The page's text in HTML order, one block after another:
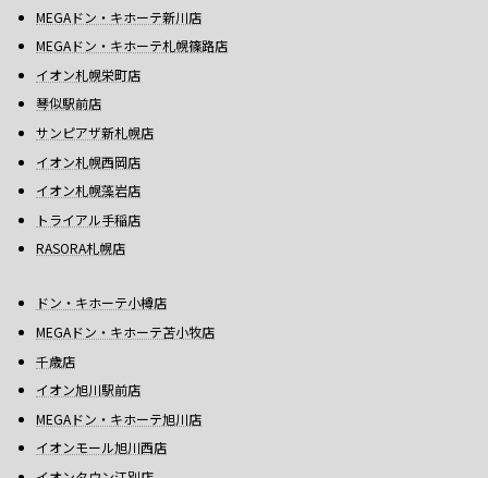
MEGAドン・キホーテ新川店
MEGAドン・キホーテ札幌篠路店
イオン札幌栄町店
琴似駅前店
サンピアザ新札幌店
イオン札幌西岡店
イオン札幌藻岩店
トライアル手稲店
RASORA札幌店
ドン・キホーテ小樽店
MEGAドン・キホーテ苫小牧店
千歳店
イオン旭川駅前店
MEGAドン・キホーテ旭川店
イオンモール旭川西店